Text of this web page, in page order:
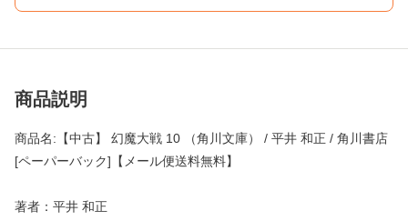
商品説明
商品名:【中古】 幻魔大戦 10 （角川文庫） / 平井 和正 / 角川書店
[ペーパーバック]【メール便送料無料】
著者：平井 和正